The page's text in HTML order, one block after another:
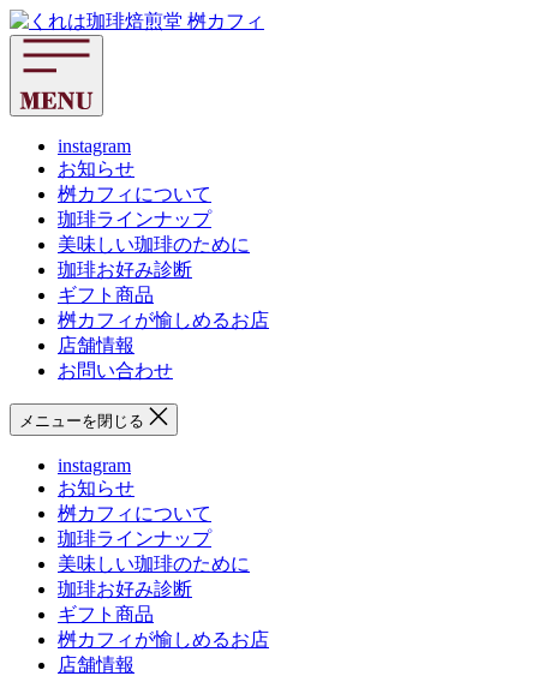
コ
ン
テ
ン
ツ
instagram
お知らせ
桝カフィについて
珈琲ラインナップ
美味しい珈琲のために
珈琲お好み診断
ギフト商品
桝カフィが愉しめるお店
店舗情報
お問い合わせ
メニューを閉じる
instagram
お知らせ
桝カフィについて
珈琲ラインナップ
美味しい珈琲のために
珈琲お好み診断
ギフト商品
桝カフィが愉しめるお店
店舗情報